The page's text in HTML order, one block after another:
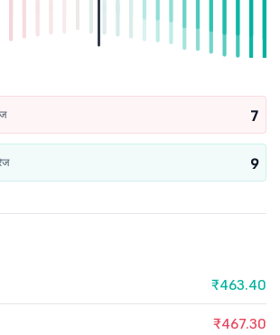
7
9
₹463.40
₹467.30